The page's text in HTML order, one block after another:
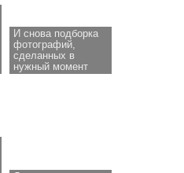
И снова подборка
фотографий,
сделанных в
нужный момент